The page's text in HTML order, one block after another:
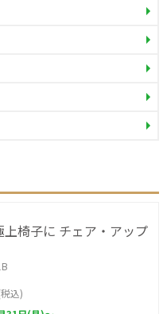
上椅子に チェア・アップ
込)